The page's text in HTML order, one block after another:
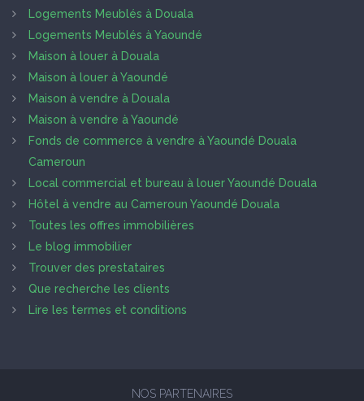
Logements Meublés à Douala
Logements Meublés à Yaoundé
Maison à louer à Douala
Maison à louer à Yaoundé
Maison à vendre à Douala
Maison à vendre à Yaoundé
Fonds de commerce à vendre à Yaoundé Douala
Cameroun
Local commercial et bureau à louer Yaoundé Douala
Hôtel à vendre au Cameroun Yaoundé Douala
Toutes les offres immobilières
Le blog immobilier
Trouver des prestataires
Que recherche les clients
Lire les termes et conditions
NOS PARTENAIRES